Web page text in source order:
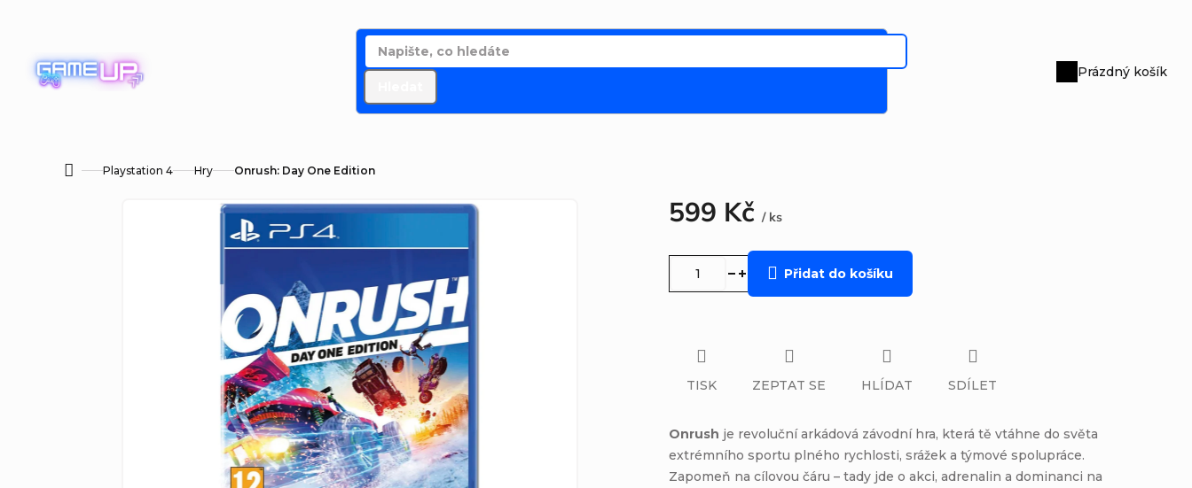
Nákupní
Prázdný košík
DomůPlaystation 4 Hry Onrush: Day One Edition
599 Kč/ ks
Přidat do košíku
Onrush je revoluční arkádová závodní hra, která tě vtáhne do světa
extrémního sportu plného rychlosti, srážek a týmové spolupráce.
Zapomeň na cílovou čáru – tady jde o akci, adrenalin a dominanci na
TISK ZEPTAT SE HLÍDAT SDÍLET